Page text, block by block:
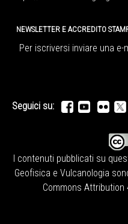
NEWSLETTER E ACCREDITO
Per iscriversi inviare una e-
Seguici su:
I contenuti pubblicati su
Geofisica e Vulcanologia
Commons Attribution